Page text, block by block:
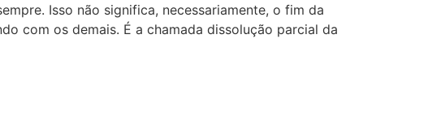
Isso não significa, necessariamente, o fim da
com os demais. É a chamada dissolução parcial da